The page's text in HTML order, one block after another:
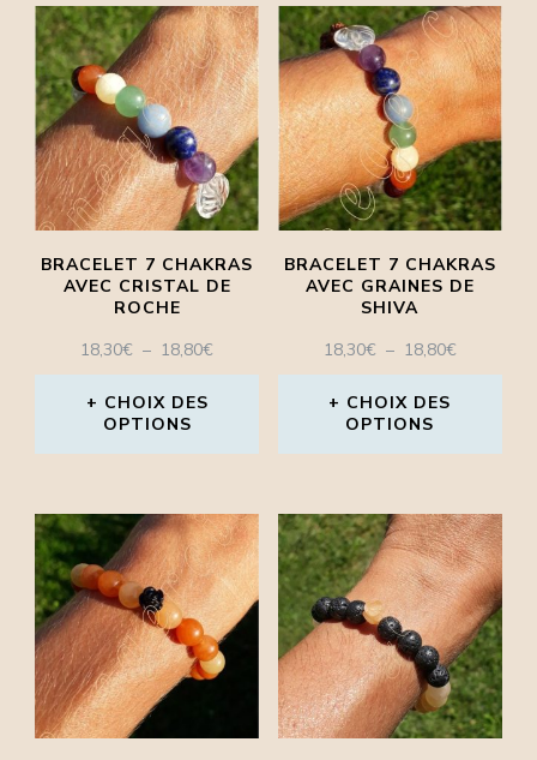
BRACELET 7 CHAKRAS
AVEC CRISTAL DE
ROCHE
18,30€ – 18,80€PLAGE
DE
À
CHOIX DES
OPTIONS
produit
a
plusieurs
variations.
Les
options
BRACELET 7 CHAKRAS
AVEC GRAINES DE
SHIVA
18,30€ – 18,80€PLAGE
DE
À
CHOIX DES
OPTIONS
produit
a
plusieurs
variations.
Les
options